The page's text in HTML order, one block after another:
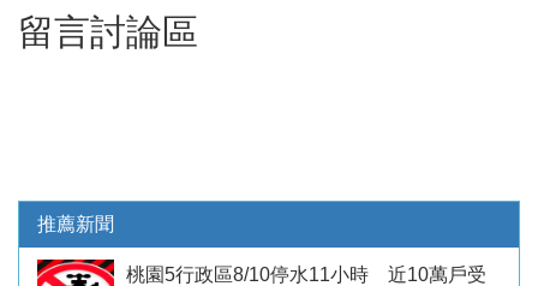
留言討論區
推薦新聞
桃園5行政區8/10停水11小時 近10萬戶受